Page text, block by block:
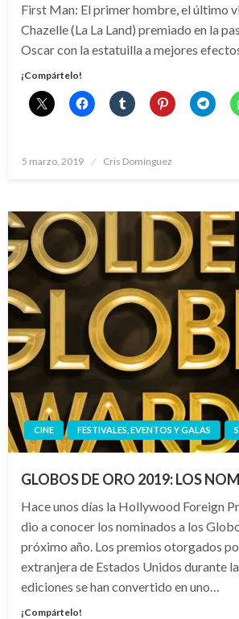
First Man: El primer hombre, el último
Chazelle (La La Land) premiado en la
Oscar con la estatuilla a mejores
¡Compártelo!
Publicado
5 marzo, 2019 Cris Domínguez
CINE FESTIVALES, EVENTOS Y GALAS
GLOBOS DE ORO 2019: LOS
Hace unos días la Hollywood Foreign
dio a conocer los nominados a los
próximo año. Los premios otorgados
extranjera de Estados Unidos durante
ediciones se han convertido en uno…
¡Compártelo!